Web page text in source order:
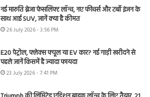
नई मारुति ब्रेजा फेसलिफ्ट लॉन्च, नए फीचर्स और टर्बो इंजन के
साथ आई SUV, जानें क्या है कीमत
26 July 2026 - 3:56 PM
E20 पेट्रोल, फ्लेक्स फ्यूल या EV कार? नई गाड़ी खरीदने से
पहले जानें किसमें है ज्यादा फायदा
23 July 2026 - 7:41 PM